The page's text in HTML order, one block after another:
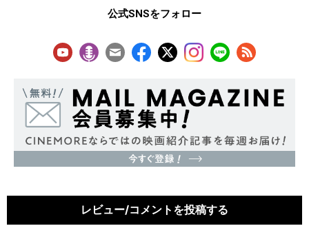
公式SNSをフォロー
レビュー/コメントを投稿する